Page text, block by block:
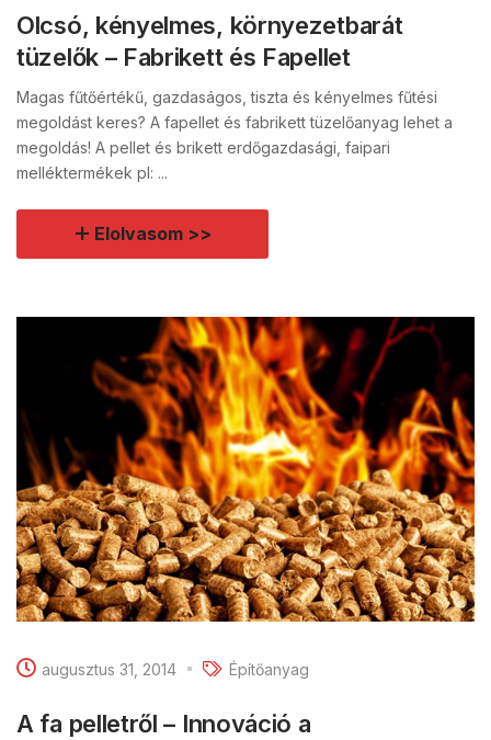
Olcsó, kényelmes, környezetbarát
tüzelők – Fabrikett és Fapellet
Magas fűtőértékű, gazdaságos, tiszta és kényelmes fűtési
megoldást keres? A fapellet és fabrikett tüzelőanyag lehet a
megoldás! A pellet és brikett erdőgazdasági, faipari
melléktermékek pl: ...
Elolvasom >>
augusztus 31, 2014 Építőanyag
A fa pelletről – Innováció a